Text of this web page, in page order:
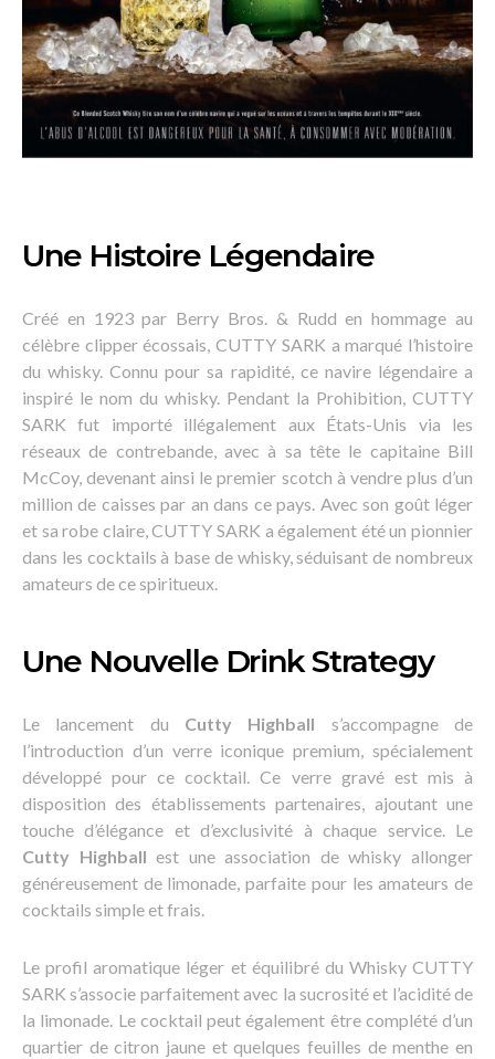
Une Histoire Légendaire
Créé en 1923 par Berry Bros. & Rudd en hommage au
célèbre clipper écossais, CUTTY SARK a marqué l’histoire
du whisky. Connu pour sa rapidité, ce navire légendaire a
inspiré le nom du whisky. Pendant la Prohibition, CUTTY
SARK fut importé illégalement aux États-Unis via les
réseaux de contrebande, avec à sa tête le capitaine Bill
McCoy, devenant ainsi le premier scotch à vendre plus d’un
million de caisses par an dans ce pays. Avec son goût léger
et sa robe claire, CUTTY SARK a également été un pionnier
dans les cocktails à base de whisky, séduisant de nombreux
amateurs de ce spiritueux.
Une Nouvelle Drink Strategy
Le lancement du Cutty Highball s’accompagne de
l’introduction d’un verre iconique premium, spécialement
développé pour ce cocktail. Ce verre gravé est mis à
disposition des établissements partenaires, ajoutant une
touche d’élégance et d’exclusivité à chaque service. Le
Cutty Highball est une association de whisky allonger
généreusement de limonade, parfaite pour les amateurs de
cocktails simple et frais.
Le profil aromatique léger et équilibré du Whisky CUTTY
SARK s’associe parfaitement avec la sucrosité et l’acidité de
la limonade. Le cocktail peut également être complété d’un
quartier de citron jaune et quelques feuilles de menthe en